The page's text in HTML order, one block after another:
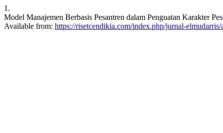
1.
Model Manajemen Berbasis Pesantren dalam Penguatan Karakter
Available from: https://risetcendikia.com/index.php/jurnal-